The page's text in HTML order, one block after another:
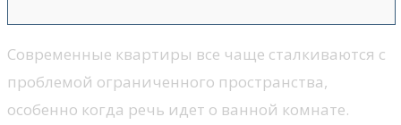
Современные квартиры все чаще сталкиваются с
проблемой ограниченного пространства,
особенно когда речь идет о ванной комнате.